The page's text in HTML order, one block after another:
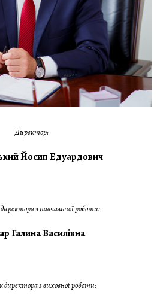
Директор:
Йосип Едуардович
з навчальної роботи:
Галина Василівна
з виховної роботи: